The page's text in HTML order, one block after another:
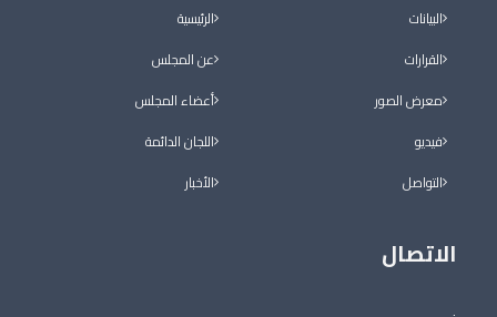
البيانات
القرارات
معرض الصور
فيديو
التواصل
الرئيسية
عن المجلس
أعضاء المجلس
اللجان الدائمة
الأخبار
الاتصال